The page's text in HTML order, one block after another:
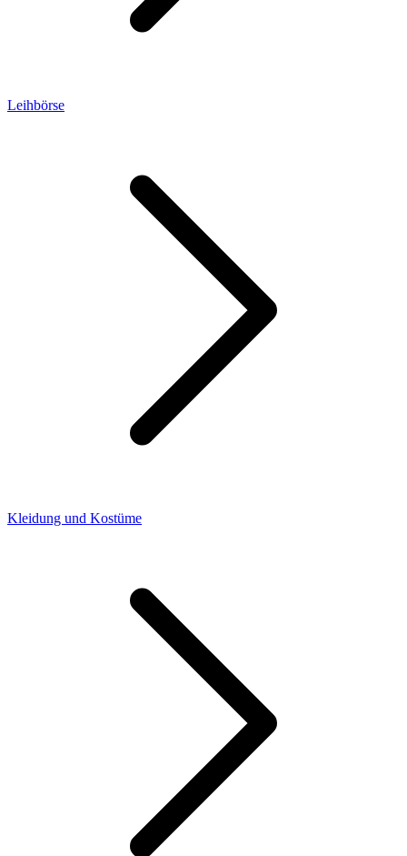
Leihbörse
Kleidung und Kostüme